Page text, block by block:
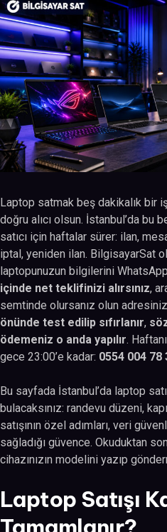
Laptop satmak beş dakikalık bir
doğru alıcı olsun. İstanbul’da bu
satıcı için haftalar sürer: ilan,
iptal, yeniden ilan. BilgisayarSat
laptopunuzun bilgilerini
içinde net teklifinizi alırsınız,
semtinde olursanız olun
önünde test edilip sıfırlanır,
ödemeniz o anda yapılır.
gece 23:00’e kadar: 0554 004 78
Bu sayfada İstanbul’da laptop
bulacaksınız: randevu düzeni,
satışının özel adımları, veri
sağladığı güvence. Okuduktan
cihazınızın modelini yazıp
Laptop Satışı